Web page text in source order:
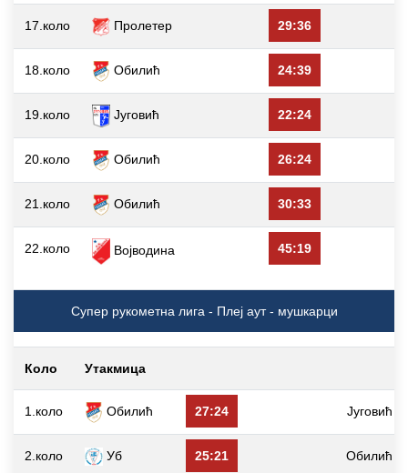
17.коло Пролетер 29:36
18.коло Обилић 24:39
19.коло Југовић 22:24
20.коло Обилић 26:24
21.коло Обилић 30:33
22.коло Војводина 45:19
Супер рукометна лига - Плеј аут - мушкарци
Коло Утакмица
1.коло Обилић 27:24 Југовић
2.коло Уб 25:21 Обилић